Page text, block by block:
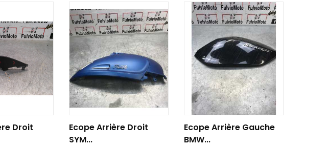
Droit
Ecope Arrière Droit
SYM...
AJOUTER AU PANIER
Ecope Arrière Gauche
BMW...